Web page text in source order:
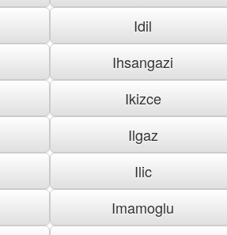
Idil
Ihsangazi
Ikizce
Ilgaz
Ilic
Imamoglu